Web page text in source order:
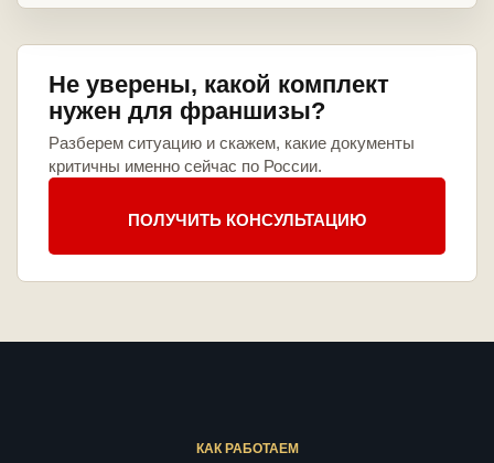
Не уверены, какой комплект
нужен для франшизы?
Разберем ситуацию и скажем, какие документы
критичны именно сейчас по России.
ПОЛУЧИТЬ КОНСУЛЬТАЦИЮ
КАК РАБОТАЕМ